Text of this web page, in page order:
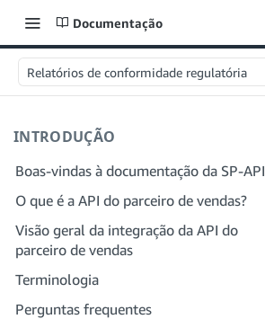
Documentação
Relatórios de conformidade regulatória
INTRODUÇÃO
Boas-vindas à documentação da SP-API
O que é a API do parceiro de vendas?
Visão geral da integração da API do
parceiro de vendas
Integração como desenvolvedor
Integração como provedor de serviços
Terminologia
Perguntas frequentes